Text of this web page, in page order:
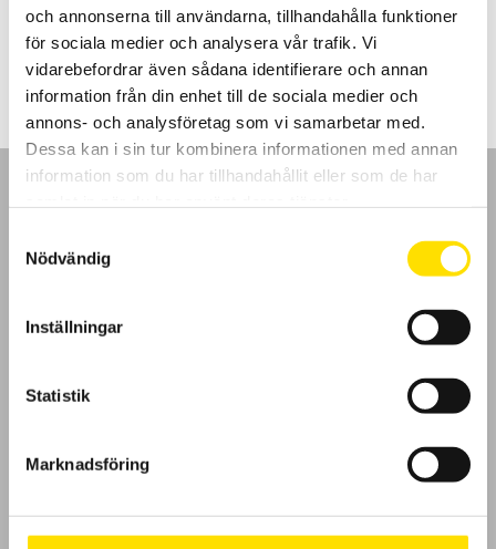
och annonserna till användarna, tillhandahålla funktioner
för sociala medier och analysera vår trafik. Vi
vidarebefordrar även sådana identifierare och annan
information från din enhet till de sociala medier och
annons- och analysföretag som vi samarbetar med.
Dessa kan i sin tur kombinera informationen med annan
information som du har tillhandahållit eller som de har
Nödvändig
Inställningar
Statistik
Marknadsföring
995.00kr– 1,080.00 kr Prisintervall:
995.00 kr
till
1,080.00 kr
LÄS MER